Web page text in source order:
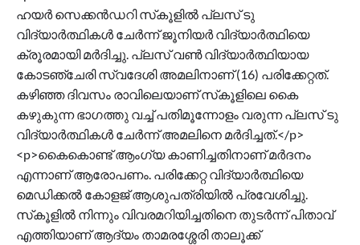
ഹയര്‍ സെക്കൻഡറി സ്‌കൂളില്‍ പ്ലസ് ടു
വിദ്യാര്‍ത്ഥികള്‍ ചേര്‍ന്ന് ജൂനിയര്‍ വിദ്യാര്‍ത്ഥിയെ
ക്രൂരമായി മർദിച്ചു. പ്ലസ് വണ്‍ വിദ്യാര്‍ത്ഥിയായ
കോടഞ്ചേരി സ്വദേശി അമലിനാണ് (16) പരിക്കേറ്റത്.
കഴിഞ്ഞ ദിവസം രാവിലെയാണ് സ്‌കൂളിലെ കൈ
കഴുകുന്ന ഭാഗത്തു വച്ച് പതിമൂന്നോളം വരുന്ന പ്ലസ് ടു
വിദ്യാര്‍ത്ഥികള്‍ ചേര്‍ന്ന് അമലിനെ മര്‍ദിച്ചത്.</p>
<p>കൈകൊണ്ട് ആംഗ്യ കാണിച്ചതിനാണ് മര്‍ദനം
എന്നാണ് ആരോപണം. പരിക്കേറ്റ വിദ്യാര്‍ത്ഥിയെ
മെഡിക്കല്‍ കോളജ് ആശുപത്രിയില്‍ പ്രവേശിച്ചു.
സ്‌കൂളില്‍ നിന്നും വിവരമറിയിച്ചതിനെ തുടര്‍ന്ന് പിതാവ്
എത്തിയാണ് ആദ്യം താമരശ്ശേരി താലൂക്ക്